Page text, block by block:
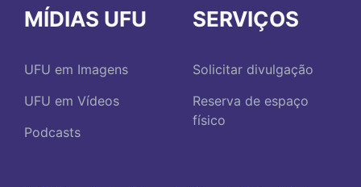
MÍDIAS UFU
UFU em Imagens
UFU em Vídeos
Podcasts
SERVIÇOS
Solicitar divulgação
Reserva de espaço
físico